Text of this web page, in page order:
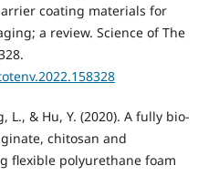
coating materials for
a review. Science of The
L., & Hu, Y. (2020). A fully bio-
chitosan and
flexible polyurethane foam